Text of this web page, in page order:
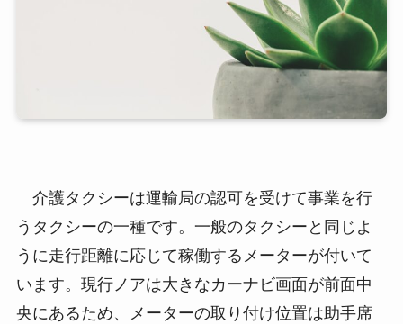
介護タクシーは運輸局の認可を受けて事業を行
うタクシーの一種です。一般のタクシーと同じよ
うに走行距離に応じて稼働するメーターが付いて
います。現行ノアは大きなカーナビ画面が前面中
央にあるため、メーターの取り付け位置は助手席